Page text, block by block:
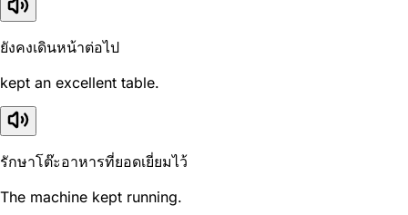
ยังคงเดินหน้าต่อไป
kept an excellent table.
รักษาโต๊ะอาหารที่ยอดเยี่ยมไว้
The machine kept running.